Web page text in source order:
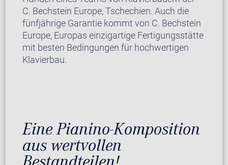
C. Bechstein Europe, Tschechien. Auch die
fünfjährige Garantie kommt von C. Bechstein
Europe, Europas einzigartige Fertigungsstätte
mit besten Bedingungen für hochwertigen
Klavierbau.
Eine Pianino-Komposition
aus wertvollen